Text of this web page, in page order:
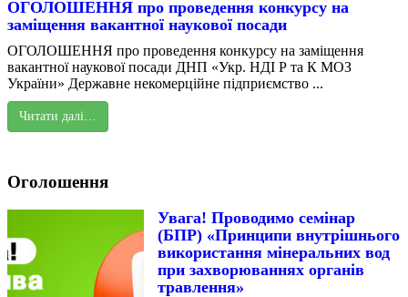
ОГОЛОШЕННЯ про проведення конкурсу на
заміщення вакантної наукової посади
ОГОЛОШЕННЯ про проведення конкурсу на заміщення
вакантної наукової посади ДНП «Укр. НДІ Р та К МОЗ
України» Державне некомерційне підприємство ...
Читати далі…
Оголошення
Увага! Проводимо семінар
(БПР) «Принципи внутрішнього
використання мінеральних вод
при захворюваннях органів
травлення»